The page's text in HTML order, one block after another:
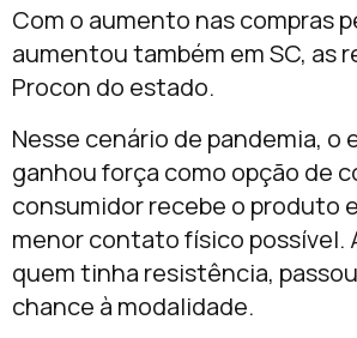
Com o aumento nas compras
aumentou também em SC, as
Procon do estado.
Nesse cenário de pandemia, o
ganhou força como opção de
consumidor recebe o produto
menor contato físico possível.
quem tinha resistência,
chance à modalidade.